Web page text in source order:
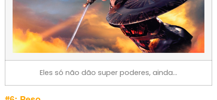
Eles só não dão super poderes, ainda…